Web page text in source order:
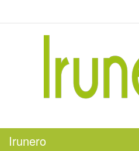
Irunero